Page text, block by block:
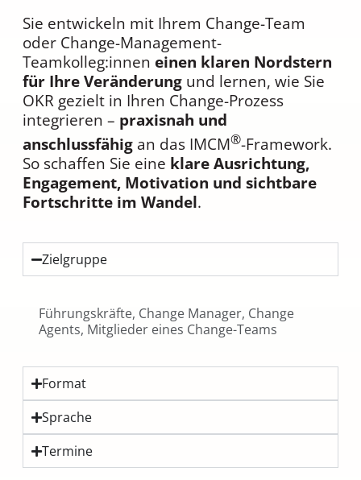
Sie entwickeln mit Ihrem Change-Team
oder Change-Management-
Teamkolleg:innen einen klaren Nordstern
für Ihre Veränderung und lernen, wie Sie
OKR gezielt in Ihren Change-Prozess
integrieren – praxisnah und
anschlussfähig an das IMCM®-Framework.
So schaffen Sie eine klare Ausrichtung,
Engagement, Motivation und sichtbare
Fortschritte im Wandel.
Zielgruppe
Führungskräfte, Change Manager, Change
Agents, Mitglieder eines Change-Teams
Format
Sprache
Termine